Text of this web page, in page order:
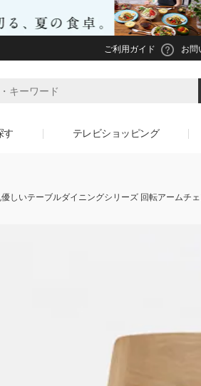
ご利用ガイド お問
す テレビショッピング
しいテーブルダイニングシリーズ 回転アームチ